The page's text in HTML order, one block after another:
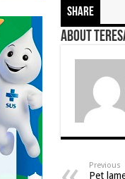
Share
About
Previous
Pet